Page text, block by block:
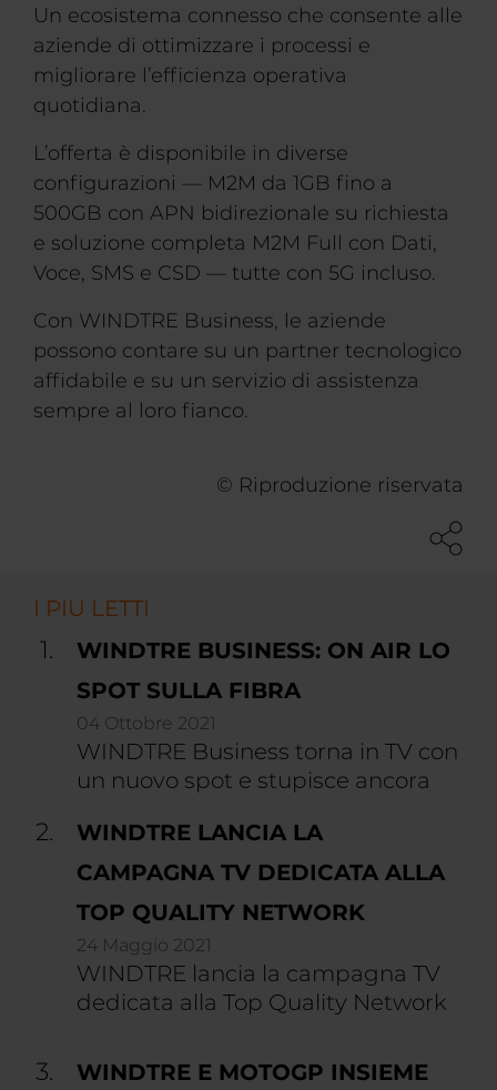
Un ecosistema connesso che consente alle
aziende di ottimizzare i processi e
migliorare l’efficienza operativa
quotidiana.
L’offerta è disponibile in diverse
configurazioni — M2M da 1GB fino a
500GB con APN bidirezionale su richiesta
e soluzione completa M2M Full con Dati,
Voce, SMS e CSD — tutte con 5G incluso.
Con WINDTRE Business, le aziende
possono contare su un partner tecnologico
affidabile e su un servizio di assistenza
sempre al loro fianco.
© Riproduzione riservata
I PIU LETTI
WINDTRE BUSINESS: ON AIR LO
SPOT SULLA FIBRA
04 Ottobre 2021
WINDTRE Business torna in TV con
un nuovo spot e stupisce ancora
WINDTRE LANCIA LA
CAMPAGNA TV DEDICATA ALLA
TOP QUALITY NETWORK
24 Maggio 2021
WINDTRE lancia la campagna TV
dedicata alla Top Quality Network
WINDTRE E MOTOGP INSIEME